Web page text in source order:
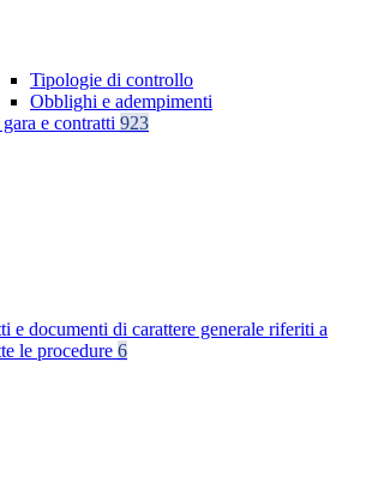
Tipologie di controllo
Obblighi e adempimenti
e contratti 923
e documenti di carattere generale riferiti a
le procedure 6